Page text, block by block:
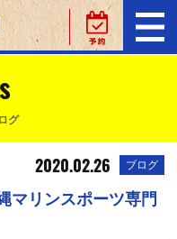
グ
2020.02.26 ブログ
マリンスポーツ専門